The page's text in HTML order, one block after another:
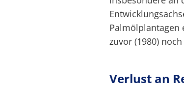
Palmölplantagen
zuvor (1980)
Verlust an